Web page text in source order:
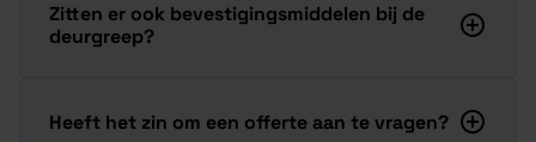
Zitten er ook bevestigingsmiddelen bij de
deurgreep?
Heeft het zin om een offerte aan te vragen?